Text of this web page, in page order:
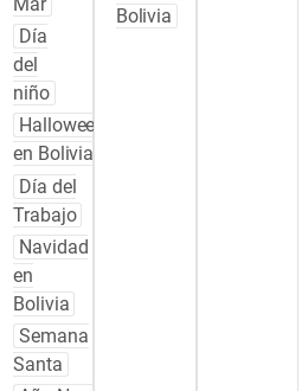
Día
del
niño
Halloween
en Bolivia
Día del
Trabajo
Navidad
en
Bolivia
Semana
Santa
Bolivia